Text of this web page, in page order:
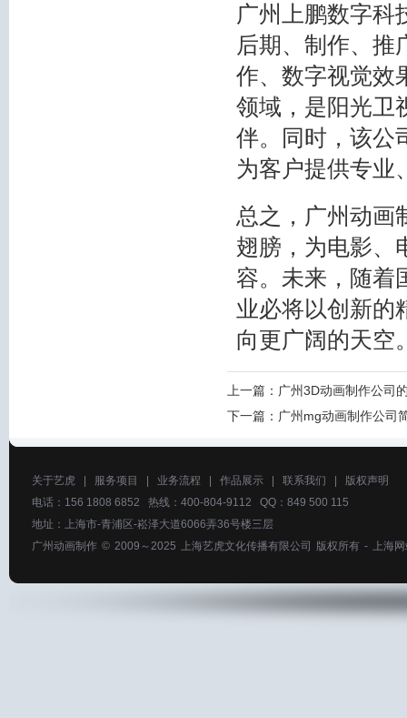
广州上鹏数字科
后期、制作、推
作、数字视觉效
领域，是阳光卫
伴。同时，该公
为客户提供专业
总之，广州动画
翅膀，为电影、
容。未来，随着
业必将以创新的
向更广阔的天空
上一篇： 广州3D动画制作公司
下一篇： 广州mg动画制作公司
关于艺虎 服务项目 业务流程 作品展示 联系我们
版权声明
电话：156 1808 6852 热线：400-804-9112 QQ：849 500 115
地址：上海市-青浦区-崧泽大道6066弄36号楼三层
广州动画制作 © 2009～2025 上海艺虎文化传播有限公司 版权所有 - 上海